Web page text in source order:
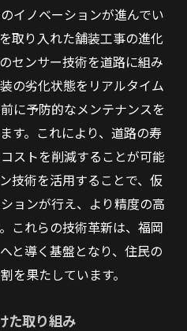
イノベーションが進んでい
取り入れた舗装工事の進化
センサー技術を道路に組み
の劣化状態をリアルタイム
に予防的なメンテナンスを
す。これにより、道路の寿
ストを削減することが可能
技術を活用することで、仮
ョンが行え、より精度の高
これらの技術革新は、福岡
と導く基盤となり、住民の
を果たしています。
た取り組み